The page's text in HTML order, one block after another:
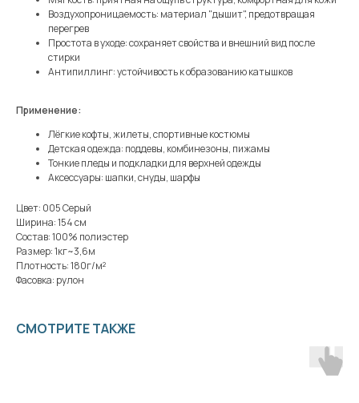
Воздухопроницаемость: материал "дышит", предотвращая
перегрев
Простота в уходе: сохраняет свойства и внешний вид после
стирки
Антипиллинг: устойчивость к образованию катышков
Применение:
Лёгкие кофты, жилеты, спортивные костюмы
Детская одежда: поддевы, комбинезоны, пижамы
Тонкие пледы и подкладки для верхней одежды
Аксессуары: шапки, снуды, шарфы
Цвет: 005 Серый
Ширина: 154 см
Состав: 100% полиэстер
Размер: 1кг~3,6м
Плотность: 180г/м²
Фасовка: рулон
СМОТРИТЕ ТАКЖЕ